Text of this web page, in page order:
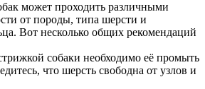
может проходить различными
от породы, типа шерсти и
Вот несколько общих рекомендаций
собаки необходимо её промыть
что шерсть свободна от узлов и